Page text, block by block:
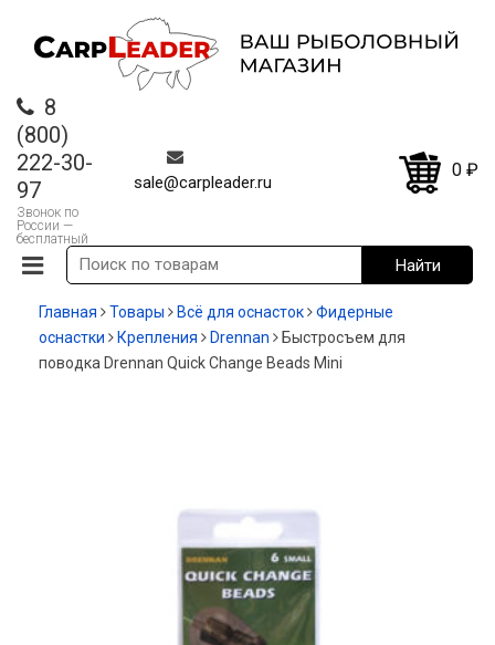
8
(800)
222-30-
97
Звонок по
России —
бесплатный
sale@carpleader.ru
0 ₽
Главная Товары Всё для оснасток
Фидерные
оснастки
Крепления Drennan
Быстросъем для
поводка Drennan Quick Change Beads Mini